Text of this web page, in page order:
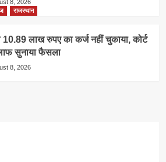
8, 2026
राजस्थान
लाख रुपए का कर्ज नहीं चुकाया, कोर्ट
सुनाया फैसला
8, 2026